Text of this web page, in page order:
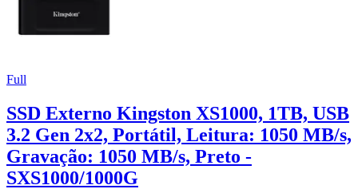
Full
SSD Externo Kingston XS1000, 1TB, USB
3.2 Gen 2x2, Portátil, Leitura: 1050 MB/s,
Gravação: 1050 MB/s, Preto -
SXS1000/1000G